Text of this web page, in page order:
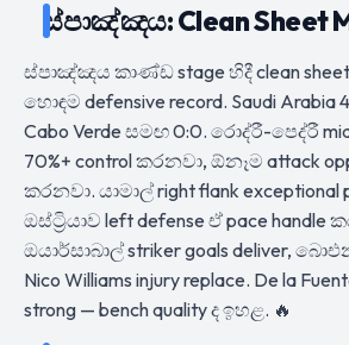
ස්පාඤ්ඤය: Clean Sheet
ස්පාඤ්ඤය කාණ්ඩ stage හිදී clean
හොඳම defensive record. Saudi Arabia
Cabo Verde සමඟ 0:0. රොද්රී-පෙද්රී
70%+ control කරනවා, ඕනෑම attack
කරනවා. යාමාල් right flank exceptional
ඔස්ට්‍රියාව left defense ඒ pace
ඔයාර්සාබාල් striker goals deliver,
Nico Williams injury replace. De la
strong — bench quality ද ඉහළ. 🔥